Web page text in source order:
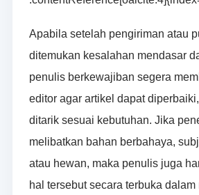
Apabila setelah pengiriman atau
ditemukan kesalahan mendasar
penulis berkewajiban segera
editor agar artikel dapat
ditarik sesuai kebutuhan. Jika
melibatkan bahan berbahaya,
atau hewan, maka penulis juga
hal tersebut secara terbuka dalam